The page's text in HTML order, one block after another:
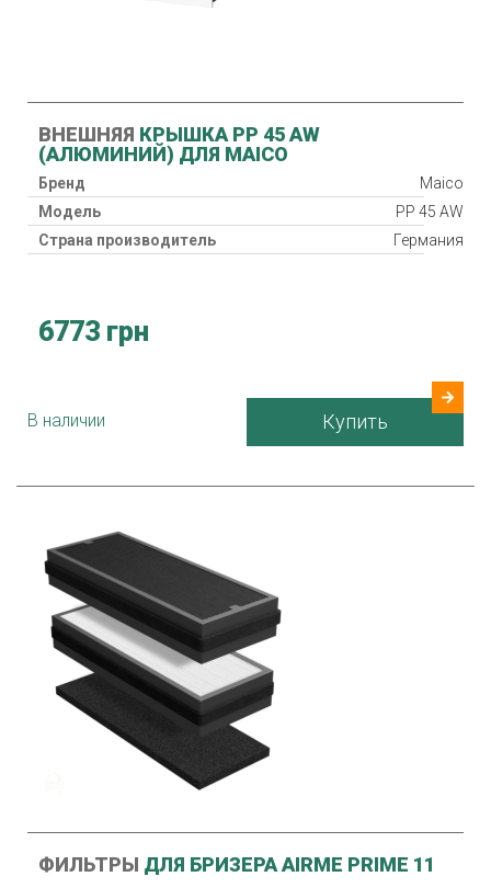
ВНЕШНЯЯ КРЫШКА PP 45 AW
(АЛЮМИНИЙ) ДЛЯ MAICO
Бренд
Maico
Модель
PP 45 AW
Страна производитель
Германия
6773 грн
В наличии Купить
ФИЛЬТРЫ ДЛЯ БРИЗЕРА AIRME PRIME 11